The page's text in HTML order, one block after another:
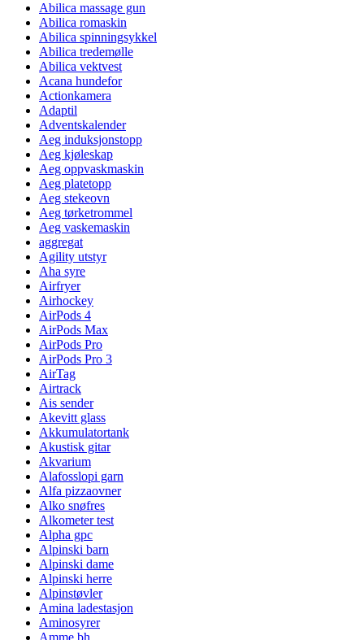
Abilica massage gun
Abilica romaskin
Abilica spinningsykkel
Abilica tredemølle
Abilica vektvest
Acana hundefor
Actionkamera
Adaptil
Adventskalender
Aeg induksjonstopp
Aeg kjøleskap
Aeg oppvaskmaskin
Aeg platetopp
Aeg stekeovn
Aeg tørketrommel
Aeg vaskemaskin
aggregat
Agility utstyr
Aha syre
Airfryer
Airhockey
AirPods 4
AirPods Max
AirPods Pro
AirPods Pro 3
AirTag
Airtrack
Ais sender
Akevitt glass
Akkumulatortank
Akustisk gitar
Akvarium
Alafosslopi garn
Alfa pizzaovner
Alko snøfres
Alkometer test
Alpha gpc
Alpinski barn
Alpinski dame
Alpinski herre
Alpinstøvler
Amina ladestasjon
Aminosyrer
Amme bh